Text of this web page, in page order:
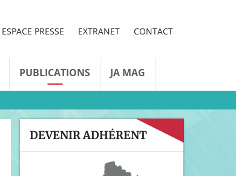
ESPACE PRESSE EXTRANET CONTACT
PUBLICATIONS JA MAG
DEVENIR ADHÉRENT